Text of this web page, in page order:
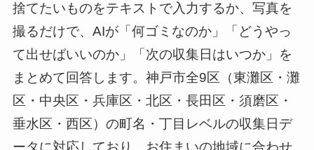
捨てたいものをテキストで入力するか、写真を
撮るだけで、AIが「何ゴミなのか」「どうやっ
て出せばいいのか」「次の収集日はいつか」を
まとめて回答します。神戸市全9区（東灘区・灘
区・中央区・兵庫区・北区・長田区・須磨区・
垂水区・西区）の町名・丁目レベルの収集日デ
ータに対応しており、お住まいの地域に合わせ